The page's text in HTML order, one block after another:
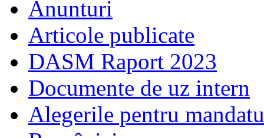
Anunturi
Articole publicate
DASM Raport 2023
Documente de uz intern
Alegerile pentru